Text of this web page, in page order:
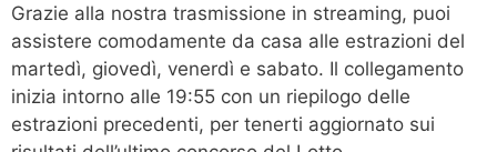
Grazie alla nostra trasmissione in streaming, puoi
assistere comodamente da casa alle estrazioni del
martedì, giovedì, venerdì e sabato. Il collegamento
inizia intorno alle 19:55 con un riepilogo delle
estrazioni precedenti, per tenerti aggiornato sui